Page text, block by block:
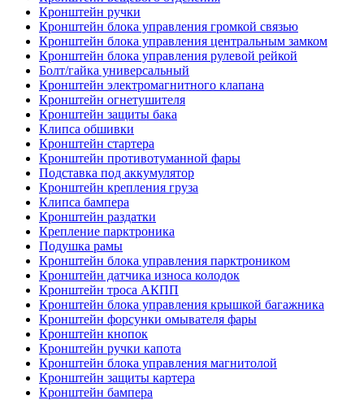
Кронштейн ручки
Кронштейн блока управления громкой связью
Кронштейн блока управления центральным замком
Кронштейн блока управления рулевой рейкой
Болт/гайка универсальный
Кронштейн электромагнитного клапана
Кронштейн огнетушителя
Кронштейн защиты бака
Клипса обшивки
Кронштейн стартера
Кронштейн противотуманной фары
Подставка под аккумулятор
Кронштейн крепления груза
Клипса бампера
Кронштейн раздатки
Крепление парктроника
Подушка рамы
Кронштейн блока управления парктроником
Кронштейн датчика износа колодок
Кронштейн троса АКПП
Кронштейн блока управления крышкой багажника
Кронштейн форсунки омывателя фары
Кронштейн кнопок
Кронштейн ручки капота
Кронштейн блока управления магнитолой
Кронштейн защиты картера
Кронштейн бампера